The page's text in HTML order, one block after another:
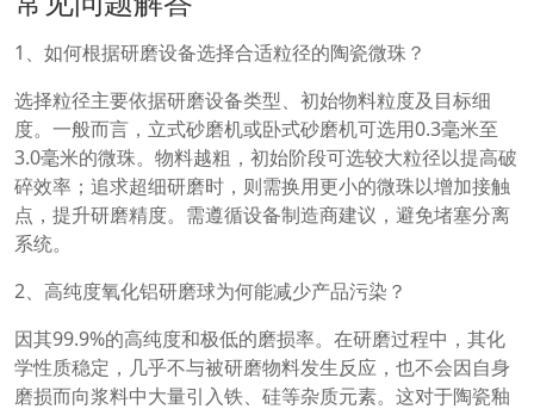
1、如何根据研磨设备选择合适粒径的陶瓷微珠？
选择粒径主要依据研磨设备类型、初始物料粒度及目标细
度。一般而言，立式砂磨机或卧式砂磨机可选用0.3毫米至
3.0毫米的微珠。物料越粗，初始阶段可选较大粒径以提高破
碎效率；追求超细研磨时，则需换用更小的微珠以增加接触
点，提升研磨精度。需遵循设备制造商建议，避免堵塞分离
系统。
2、高纯度氧化铝研磨球为何能减少产品污染？
因其99.9%的高纯度和极低的磨损率。在研磨过程中，其化
学性质稳定，几乎不与被研磨物料发生反应，也不会因自身
磨损而向浆料中大量引入铁、硅等杂质元素。这对于陶瓷釉